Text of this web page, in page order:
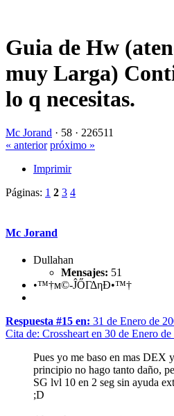
Guia de Hw
muy Larga)
lo q necesitas.
Mc Jorand · 58 · 226511
« anterior próximo »
Imprimir
Páginas: 1 2 3 4
Mc Jorand
Dullahan
Mensajes: 51
•™†м©-ĴŐΓΔηĐ•™†
Respuesta #15 en: 31 de Enero de
Cita de: Crossheart en 30 de Enero
Pues yo me baso en mas DEX
principio no hago tanto daño,
SG lvl 10 en 2 seg sin ayuda
;D